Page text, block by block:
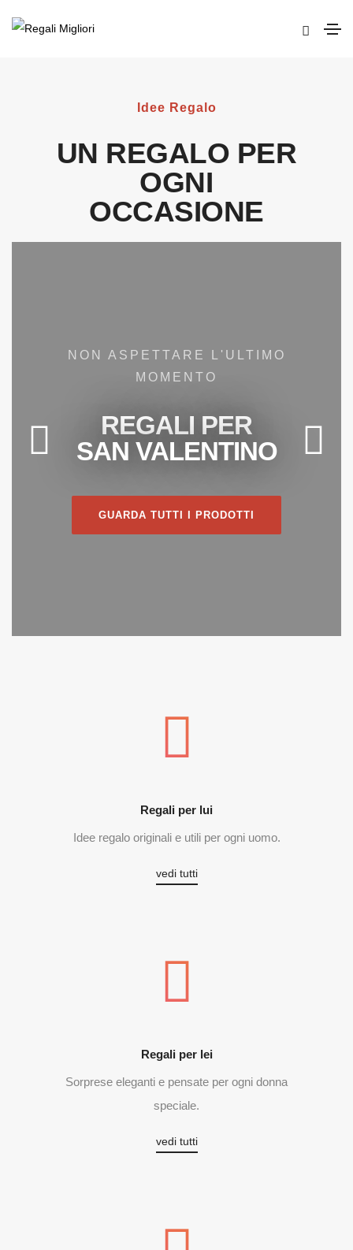
Idee Regalo
UN REGALO PER
OGNI
OCCASIONE
NON ASPETTARE L'ULTIMO
MOMENTO
REGALI PER
SAN VALENTINO
GUARDA TUTTI I PRODOTTI
Regali per lui
Idee regalo originali e utili per ogni uomo.
vedi tutti
Regali per lei
Sorprese eleganti e pensate per ogni donna
speciale.
vedi tutti